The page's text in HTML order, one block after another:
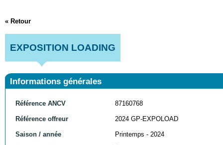
« Retour
EXPOSITION LOADING
Informations générales
Référence ANCV 87160768
Référence offreur 2024 GP-EXPOLOAD
Saison / année Printemps - 2024